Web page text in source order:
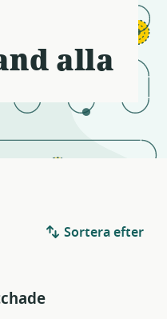
alla
Sortera efter